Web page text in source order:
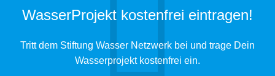
WasserProjekt kostenfrei eintragen!
Tritt dem Stiftung Wasser Netzwerk bei und trage Dein
Wasserprojekt kostenfrei ein.